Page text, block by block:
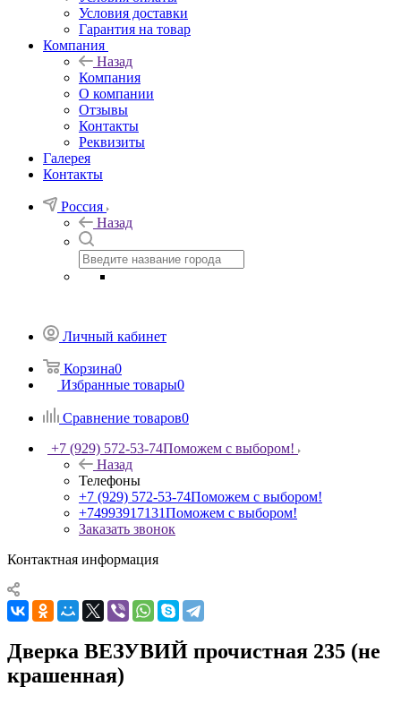
Условия доставки
Гарантия на товар
Компания
Назад
Компания
О компании
Отзывы
Контакты
Реквизиты
Галерея
Контакты
Россия
Назад
Личный кабинет
Корзина0
Избранные товары0
Сравнение товаров0
+7 (929) 572-53-74Поможем с выбором!
Назад
Телефоны
+7 (929) 572-53-74Поможем с выбором!
+74993917131Поможем с выбором!
Заказать звонок
Контактная информация
Дверка ВЕЗУВИЙ прочистная 235 (не
крашенная)